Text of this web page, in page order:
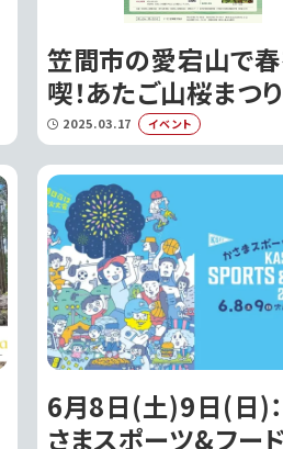
笠間市の愛宕山で
喫！あたご山桜まつ
催｜笠間市
2025.03.17 イベント
6月8日(土)9日(日)：
さまスポーツ&フー